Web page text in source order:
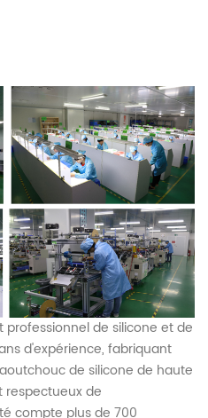
professionnel de silicone et de
d'expérience, fabriquant
de silicone de haute
respectueux de
compte plus de 700